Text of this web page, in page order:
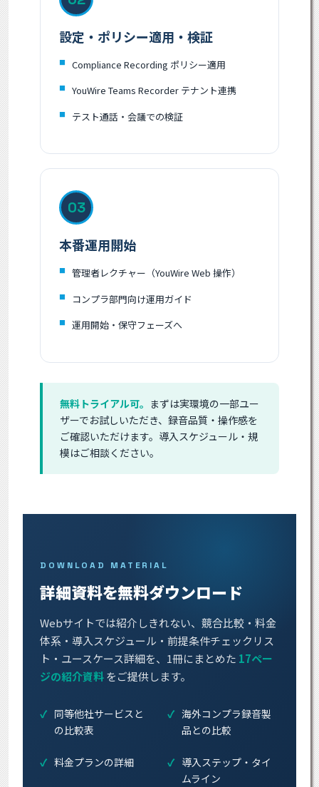
設定・ポリシー適用・検証
Compliance Recording ポリシー適用
YouWire Teams Recorder テナント連携
テスト通話・会議での検証
03
本番運用開始
管理者レクチャー（YouWire Web 操作）
コンプラ部門向け運用ガイド
運用開始・保守フェーズへ
無料トライアル可。 まずは実環境の一部ユー
ザーでお試しいただき、録音品質・操作感を
ご確認いただけます。導入スケジュール・規
模はご相談ください。
DOWNLOAD MATERIAL
詳細資料を無料ダウンロード
Webサイトでは紹介しきれない、競合比較・料金
体系・導入スケジュール・前提条件チェックリス
ト・ユースケース詳細を、1冊にまとめた 17ペー
ジの紹介資料をご提供します。
同等他社サービスと
の比較表
海外コンプラ録音製
品との比較
料金プランの詳細
導入ステップ・タイ
ムライン